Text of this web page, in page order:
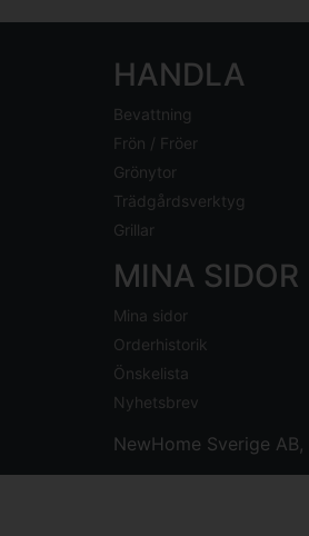
HANDLA
Bevattning
Frön / Fröer
Grönytor
Trädgårdsverktyg
Grillar
MINA SIDOR
Mina sidor
Orderhistorik
Önskelista
Nyhetsbrev
NewHome Sverige AB